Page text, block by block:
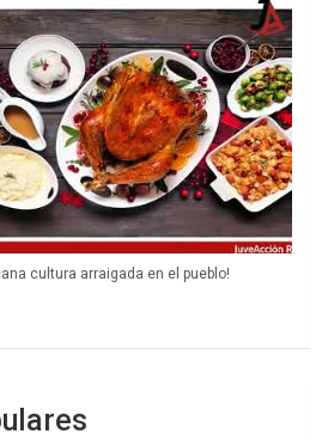
cultura arraigada en el pueblo!